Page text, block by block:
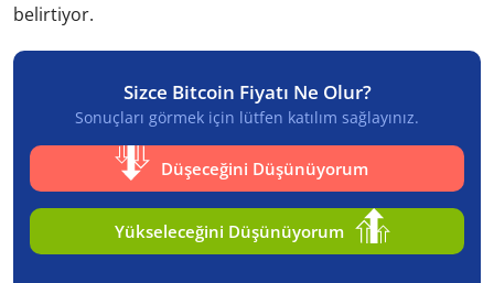
belirtiyor.
Sizce Bitcoin Fiyatı Ne Olur?
Sonuçları görmek için lütfen katılım sağlayınız.
Düşeceğini Düşünüyorum
Yükseleceğini Düşünüyorum